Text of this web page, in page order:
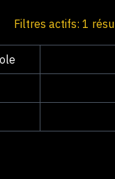
Filtres actifs: 1